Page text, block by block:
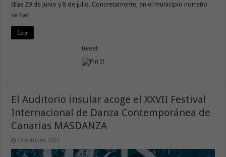
días 29 de junio y 8 de julio. Concretamente, en el municipio norteño
se han …
Leer
tweet
El Auditorio insular acoge el XXVII Festival
Internacional de Danza Contemporánea de
Canarias MASDANZA
13 octubre, 2022